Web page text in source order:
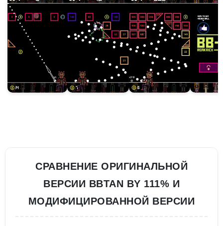
СРАВНЕНИЕ ОРИГИНАЛЬНОЙ
ВЕРСИИ BBTAN BY 111% И
МОДИФИЦИРОВАННОЙ ВЕРСИИ